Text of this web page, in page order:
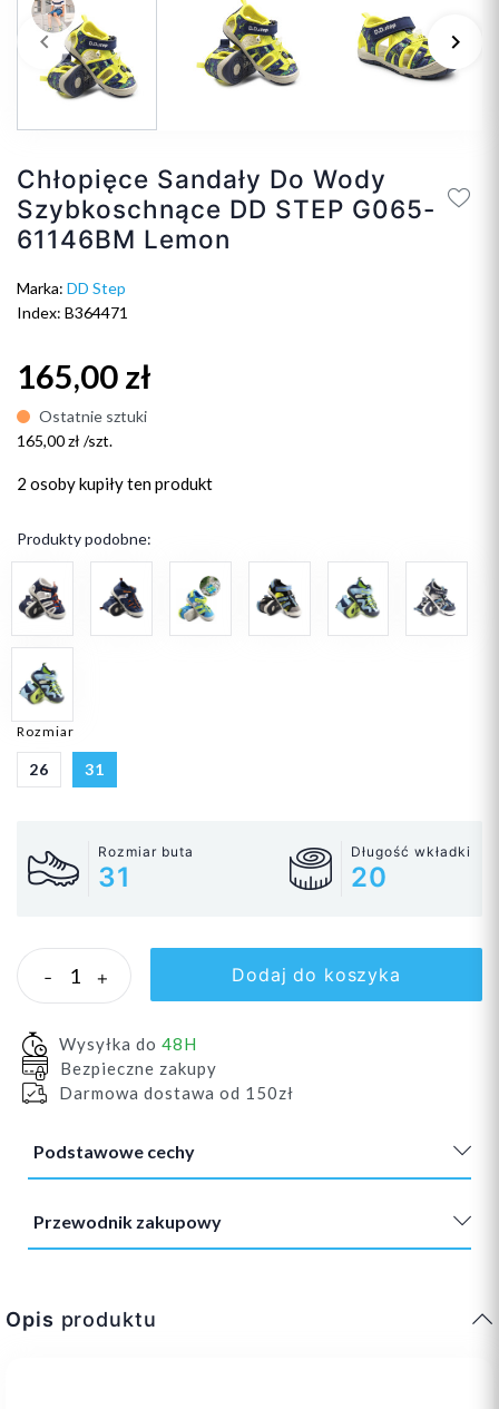
Poprzedni
keyboard_arrow_left keyboard_arrow_right
Chłopięce Sandały Do Wody
Szybkoschnące DD STEP G065-
61146BM Lemon
Marka: DD Step
Index: B364471
165,00 zł
Ostatnie sztuki
165,00 zł /szt.
2 osobykupiły ten produkt
Produkty podobne:
Rozmiar
26 31
Rozmiar buta
31
Długość wkładki
20
- + Dodaj do koszyka
Wysyłka do 48H
Bezpieczne zakupy
Darmowa dostawa od 150zł
Podstawowe cechy
Przewodnik zakupowy
Opis produktu